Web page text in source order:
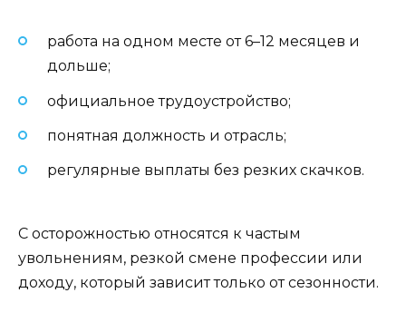
работа на одном месте от 6–12 месяцев и
дольше;
официальное трудоустройство;
понятная должность и отрасль;
регулярные выплаты без резких скачков.
С осторожностью относятся к частым
увольнениям, резкой смене профессии или
доходу, который зависит только от сезонности.